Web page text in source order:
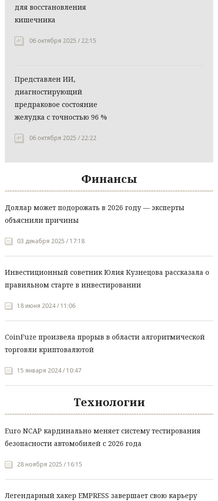
для восстановления
кишечника
06 октября 2025 / 22:15
Представлен ИИ,
диагностирующий
предраковое состояние
желудка с точностью 96 %
06 октября 2025 / 22:22
Финансы
Доллар может подорожать в 2026 году — эксперты
объяснили причины
03 декабря 2025 / 17:18
Инвестиционный советник Юлия Кузнецова рассказала о
правильном старте в инвестировании
18 июня 2024 / 11:06
CoinFuze произвела прорыв в области алгоритмической
торговли криптовалютой
15 января 2024 / 10:47
Технологии
Euro NCAP кардинально меняет систему тестирования
безопасности автомобилей с 2026 года
28 ноября 2025 / 16:15
Легендарный хакер EMPRESS завершает свою карьеру